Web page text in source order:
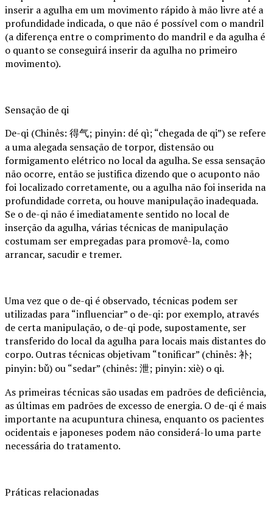
inserir a agulha em um movimento rápido à mão livre até a
profundidade indicada, o que não é possível com o mandril
(a diferença entre o comprimento do mandril e da agulha é
o quanto se conseguirá inserir da agulha no primeiro
movimento).
Sensação de qi
De-qi (Chinês: 得气; pinyin: dé qì; “chegada de qi”) se refere
a uma alegada sensação de torpor, distensão ou
formigamento elétrico no local da agulha. Se essa sensação
não ocorre, então se justifica dizendo que o acuponto não
foi localizado corretamente, ou a agulha não foi inserida na
profundidade correta, ou houve manipulação inadequada.
Se o de-qi não é imediatamente sentido no local de
inserção da agulha, várias técnicas de manipulação
costumam ser empregadas para promovê-la, como
arrancar, sacudir e tremer.
Uma vez que o de-qi é observado, técnicas podem ser
utilizadas para “influenciar” o de-qi: por exemplo, através
de certa manipulação, o de-qi pode, supostamente, ser
transferido do local da agulha para locais mais distantes do
corpo. Outras técnicas objetivam “tonificar” (chinês: 补;
pinyin: bǔ) ou “sedar” (chinês: 泄; pinyin: xiè) o qi.
As primeiras técnicas são usadas em padrões de deficiência,
as últimas em padrões de excesso de energia. O de-qi é mais
importante na acupuntura chinesa, enquanto os pacientes
ocidentais e japoneses podem não considerá-lo uma parte
necessária do tratamento.
Práticas relacionadas